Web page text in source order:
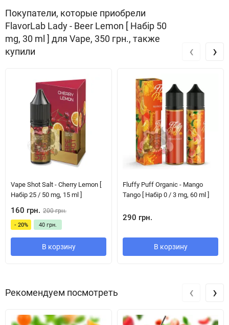
Покупатели, которые приобрели
FlavorLab Lady - Beer Lemon [ Набір 50
mg, 30 ml ] для Vape, 350 грн., также
купили
Vape Shot Salt - Cherry Lemon [
Набір 25 / 50 mg, 15 ml ]
160 грн. 200 грн.
- 20% 40 грн.
В корзину
Fluffy Puff Organic - Mango
Tango [ Набір 0 / 3 mg, 60 ml ]
290 грн.
В корзину
‹ ›
Рекомендуем посмотреть ‹ ›